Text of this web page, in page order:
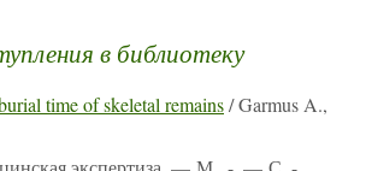
в библиотеку
time of skeletal remains/ Garmus A.,